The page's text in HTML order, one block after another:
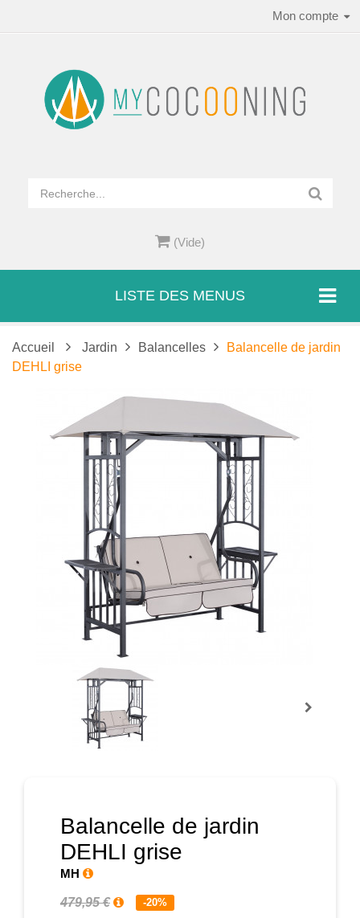
Mon compte
(Vide)
LISTE DES MENUS
Accueil Jardin Balancelles
Balancelle de jardin
DEHLI grise
Balancelle de jardin
DEHLI grise
MH
479,95 € -20%